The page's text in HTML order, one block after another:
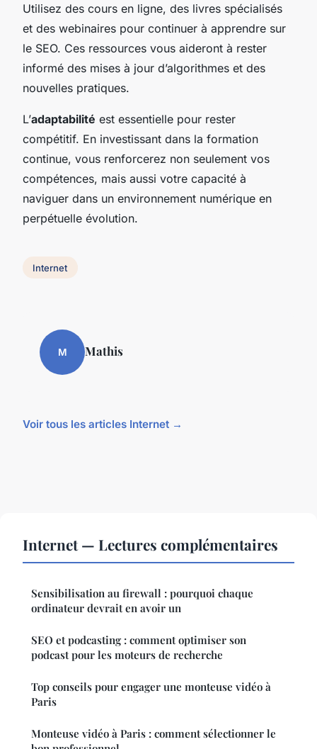
Utilisez des cours en ligne, des livres spécialisés
et des webinaires pour continuer à apprendre sur
le SEO. Ces ressources vous aideront à rester
informé des mises à jour d’algorithmes et des
nouvelles pratiques.
L’adaptabilité est essentielle pour rester
compétitif. En investissant dans la formation
continue, vous renforcerez non seulement vos
compétences, mais aussi votre capacité à
naviguer dans un environnement numérique en
perpétuelle évolution.
Internet
M Mathis
Voir tous les articles Internet →
Internet — Lectures complémentaires
Sensibilisation au firewall : pourquoi chaque
ordinateur devrait en avoir un
SEO et podcasting : comment optimiser son
podcast pour les moteurs de recherche
Top conseils pour engager une monteuse vidéo à
Paris
Monteuse vidéo à Paris : comment sélectionner le